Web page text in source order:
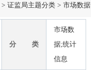
> 证监局主题分类 > 市场数据
分 类
市场数
据;统计
信息